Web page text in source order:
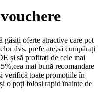
găsiți oferte atractive care pot
dvs. preferate,să cumpărați
și să profitați de cele mai
mai bună recomandare
verifică toate promoțiile în
o poți folosi rapid înainte de